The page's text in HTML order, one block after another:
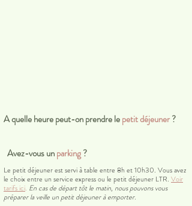
A quelle heure peut-on prendre lepetit déjeuner?
Avez-vous unparking?
Le petit déjeuner est servi à table entre 8h et 10h30. Vous avez
le choix entre un service express ou le petit déjeuner LTR. Voir
tarifs ici. En cas de départ tôt le matin, nous pouvons vous
préparer la veille un petit déjeuner à emporter.